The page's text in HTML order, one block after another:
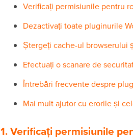
Verificați permisiunile pentru
Dezactivați toate pluginurile
Ștergeți cache-ul browserului
Efectuați o scanare de
Întrebări frecvente despre
Mai mult ajutor cu erorile și
1. Verificați permisiunile